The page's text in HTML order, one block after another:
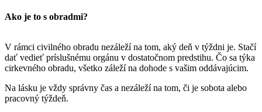
Ako je to s obradmi?
V rámci civilného obradu nezáleží na tom, aký deň v týždni je. Stačí
dať vedieť príslušnému orgánu v dostatočnom predstihu. Čo sa týka
cirkevného obradu, všetko záleží na dohode s vašim oddávajúcim.
Na lásku je vždy správny čas a nezáleží na tom, či je sobota alebo
pracovný týždeň.